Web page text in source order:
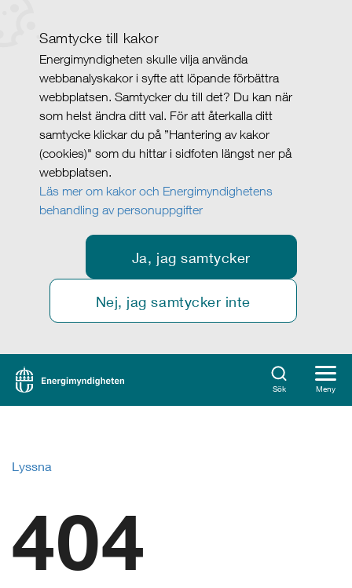
Samtycke till kakor
Energimyndigheten skulle vilja använda
webbanalyskakor i syfte att löpande förbättra
webbplatsen. Samtycker du till det? Du kan när
som helst ändra ditt val. För att återkalla ditt
samtycke klickar du på ”Hantering av kakor
(cookies)" som du hittar i sidfoten längst ner på
webbplatsen.
Läs mer om kakor och Energimyndighetens
behandling av personuppgifter
Ja, jag samtycker
Nej, jag samtycker inte
Sök Meny
Lyssna
404